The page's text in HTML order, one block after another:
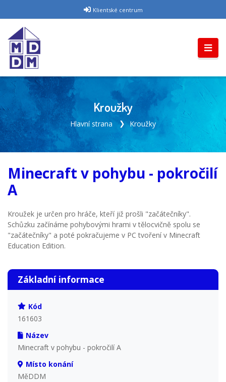
Klientské centrum
Kroužky
Hlavní strana Kroužky
Minecraft v pohybu - pokročilí
A
Kroužek je určen pro hráče, kteří již prošli "začátečníky".
Schůzku začínáme pohybovými hrami v tělocvičně spolu se
"začátečníky" a poté pokračujeme v PC tvoření v Minecraft
Education Edition.
Základní informace
Kód
161603
Název
Minecraft v pohybu - pokročilí A
Místo konání
MěDDM